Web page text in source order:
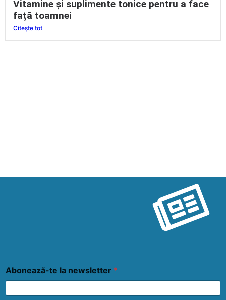
Vitamine și suplimente tonice pentru a face
față toamnei
Citește tot
Abonează-te la newsletter *